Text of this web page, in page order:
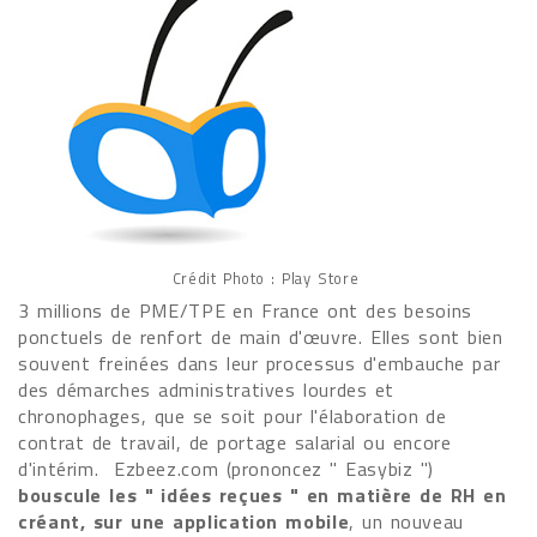
Crédit Photo : Play Store
3 millions de PME/TPE en France ont des besoins
ponctuels de renfort de main d'œuvre. Elles sont bien
souvent freinées dans leur processus d'embauche par
des démarches administratives lourdes et
chronophages, que se soit pour l'élaboration de
contrat de travail, de portage salarial ou encore
d'intérim. Ezbeez.com (prononcez " Easybiz ")
bouscule les " idées reçues " en matière de RH en
créant, sur une application mobile, un nouveau